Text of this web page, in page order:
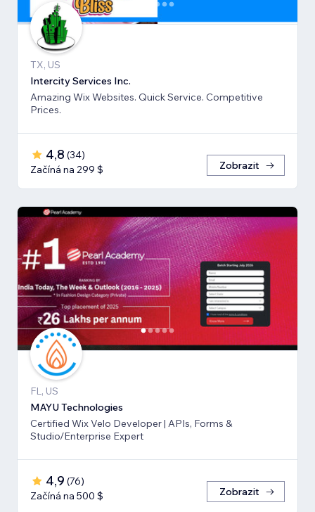
TX, US
Intercity Services Inc.
Amazing Wix Websites. Quick Service. Competitive
Prices.
4,8 (34)
Začíná na 299 $
Zobrazit
FL, US
MAYU Technologies
Certified Wix Velo Developer | APIs, Forms &
Studio/Enterprise Expert
4,9 (76)
Začíná na 500 $
Zobrazit